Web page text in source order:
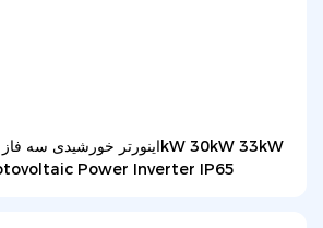
Power Inverter IP65